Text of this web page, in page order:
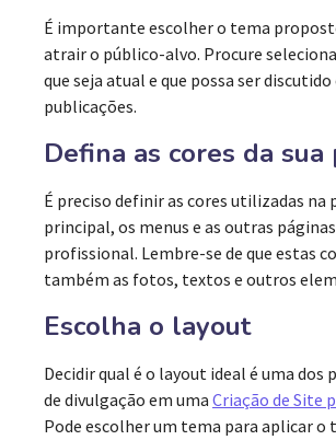
É importante escolher o tema
atrair o público-alvo. Procure
que seja atual e que possa ser discutido
publicações.
Defina as cores da sua
É preciso definir as cores utilizadas na
principal, os menus e as outras
profissional. Lembre-se de que estas
também as fotos, textos e outros
Escolha o layout
Decidir qual é o layout ideal é uma dos
de divulgação em uma Criação de Site
Pode escolher um tema para aplicar o